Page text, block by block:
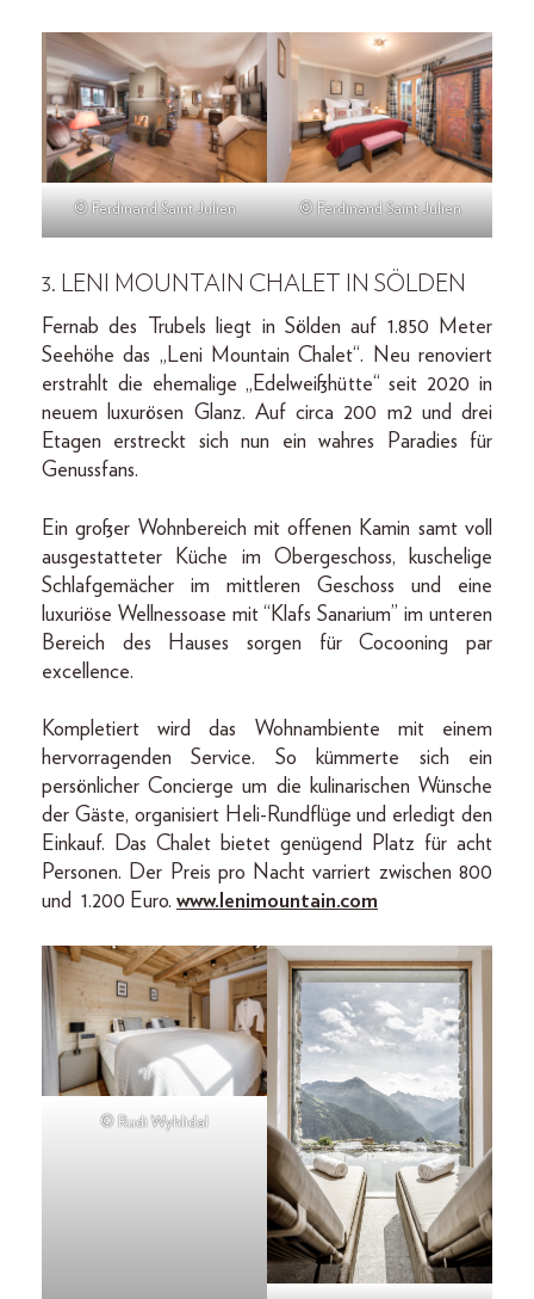
© Ferdinand Saint Julien © Ferdinand Saint Julien
3. LENI MOUNTAIN CHALET IN SÖLDEN
Fernab des Trubels liegt in Sölden auf 1.850 Meter
Seehöhe das „Leni Mountain Chalet“. Neu renoviert
erstrahlt die ehemalige „Edelweißhütte“ seit 2020 in
neuem luxurösen Glanz. Auf circa 200 m2 und drei
Etagen erstreckt sich nun ein wahres Paradies für
Genussfans.
Ein großer Wohnbereich mit offenen Kamin samt voll
ausgestatteter Küche im Obergeschoss, kuschelige
Schlafgemächer im mittleren Geschoss und eine
luxuriöse Wellnessoase mit “Klafs Sanarium” im unteren
Bereich des Hauses sorgen für Cocooning par
excellence.
Kompletiert wird das Wohnambiente mit einem
hervorragenden Service. So kümmerte sich ein
persönlicher Concierge um die kulinarischen Wünsche
der Gäste, organisiert Heli-Rundflüge und erledigt den
Einkauf. Das Chalet bietet genügend Platz für acht
Personen. Der Preis pro Nacht varriert zwischen 800
und 1.200 Euro. www.lenimountain.com
© Rudi Wyhlidal